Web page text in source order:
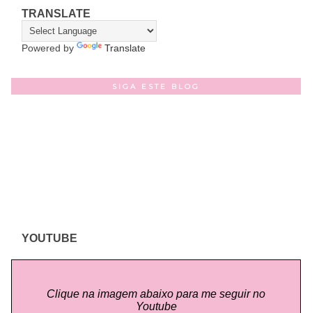
TRANSLATE
Powered by Translate
SIGA ESTE BLOG
YOUTUBE
Clique na imagem abaixo para me seguir no
Youtube